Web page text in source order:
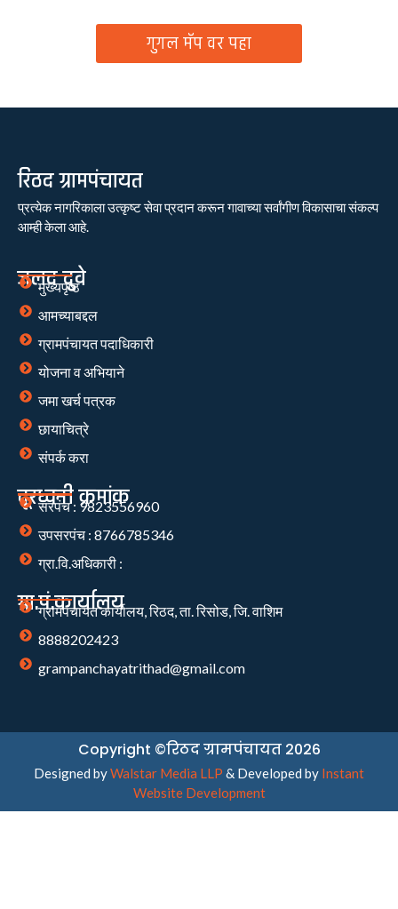
गुगल मॅप वर पहा
रिठद ग्रामपंचायत
प्रत्येक नागरिकाला उत्कृष्ट सेवा प्रदान करून गावाच्या सर्वांगीण विकासाचा संकल्प
आम्ही केला आहे.
जलद दुवे
मुख्यपृष्ठ
आमच्याबद्दल
ग्रामपंचायत पदाधिकारी
योजना व अभियाने
जमा खर्च पत्रक
छायाचित्रे
संपर्क करा
दूरध्वनी क्रमांक
सरपंच : 9823556960
उपसरपंच : 8766785346
ग्रा.वि.अधिकारी :
ग्रा.पं.कार्यालय
ग्रामपंचायत कार्यालय, रिठद, ता. रिसोड, जि. वाशिम
8888202423
grampanchayatrithad@gmail.com
Copyright ©रिठद ग्रामपंचायत 2026
Designed byWalstar Media LLP & Developed by Instant
Website Development